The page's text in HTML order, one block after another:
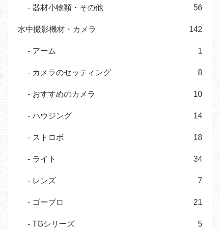
器材小物類・その他 56
水中撮影機材・カメラ 142
アーム 1
カメラのセッティング 8
おすすめのカメラ 10
ハウジング 14
ストロボ 18
ライト 34
レンズ 7
ゴープロ 21
TGシリーズ 5